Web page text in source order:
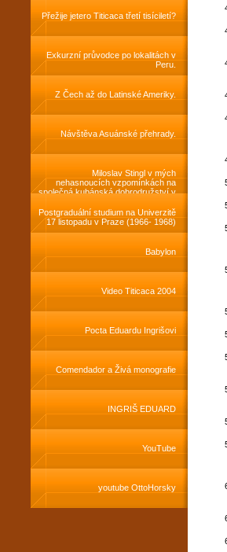
Přežije jetero Titicaca třetí tisíciletí?
Exkurzní průvodce po lokalitách v
Peru.
Z Čech až do Latinské Ameriky.
Návštěva Asuánské přehrady.
Miloslav Stingl v mých
nehasnoucích vzpomínkách na
společná kubánská dobrodružství v
Postgraduální studium na Univerzitě
17 listopadu v Praze (1966- 1968)
Babylon
Video Titicaca 2004
Pocta Eduardu Ingrišovi
Comendador a Živá monografie
INGRIŠ EDUARD
YouTube
youtube OttoHorsky